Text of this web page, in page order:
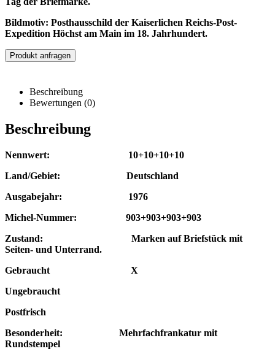
Bildmotiv: Posthausschild der Kaiserlichen Reichs-Post-
Expedition Höchst am Main im 18. Jahrhundert.
Produkt anfragen
Beschreibung
Bewertungen (0)
Beschreibung
Nennwert: 10+10+10+10
Land/Gebiet: Deutschland
Ausgabejahr: 1976
Michel-Nummer: 903+903+903+903
Zustand: Marken auf Briefstück mit
Seiten- und Unterrand.
Gebraucht X
Ungebraucht
Postfrisch
Besonderheit: Mehrfachfrankatur mit
Rundstempel